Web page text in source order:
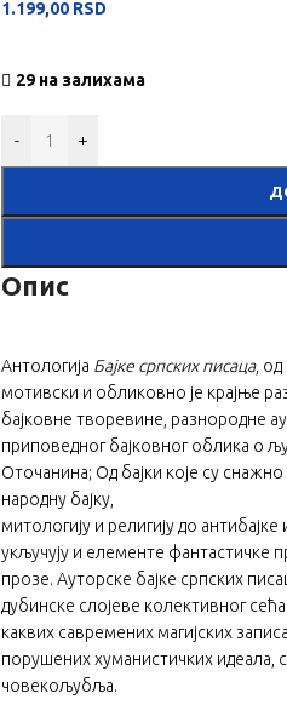
1.199,00 RSD
29 на залихама
- +
Опис
Антологија Бајке српских писаца, од
мотивски и обликовно је крајње
бајковне творевине, разнородне
приповедног бајковног облика о
Оточанина; Од бајки које су
народну бајку,
митологију и религију до антибајке
укључују и елементе фантастичке
прозе. Ауторске бајке српских
дубинске слојеве колективног
каквих савремених магијских
порушених хуманистичких идеала,
човекољубља.